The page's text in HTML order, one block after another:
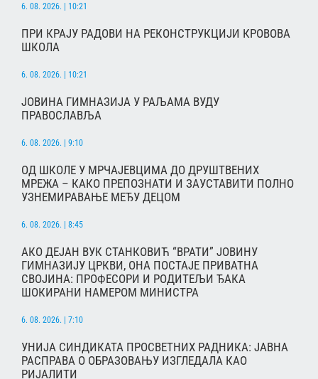
6. 08. 2026. | 10:21
ПРИ КРАЈУ РАДОВИ НА РЕКОНСТРУКЦИЈИ КРОВОВА
ШКОЛА
6. 08. 2026. | 10:21
ЈОВИНА ГИМНАЗИЈА У РАЉАМА ВУДУ
ПРАВОСЛАВЉА
6. 08. 2026. | 9:10
ОД ШКОЛЕ У МРЧАЈЕВЦИМА ДО ДРУШТВЕНИХ
МРЕЖА – КАКО ПРЕПОЗНАТИ И ЗАУСТАВИТИ ПОЛНО
УЗНЕМИРАВАЊЕ МЕЂУ ДЕЦОМ
6. 08. 2026. | 8:45
АКО ДЕЈАН ВУК СТАНКОВИЋ “ВРАТИ” ЈОВИНУ
ГИМНАЗИЈУ ЦРКВИ, ОНА ПОСТАЈЕ ПРИВАТНА
СВОЈИНА: ПРОФЕСОРИ И РОДИТЕЉИ ЂАКА
ШОКИРАНИ НАМЕРОМ МИНИСТРА
6. 08. 2026. | 7:10
УНИЈА СИНДИКАТА ПРОСВЕТНИХ РАДНИКА: ЈАВНА
РАСПРАВА О ОБРАЗОВАЊУ ИЗГЛЕДАЛА КАО
РИЈАЛИТИ